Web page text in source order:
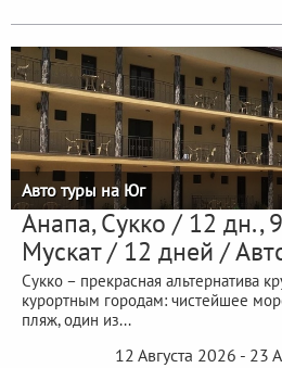
Авто туры на Юг
Анапа, Сукко / 12 дн.,
Мускат / 12 дней /
Сукко – прекрасная альтернатива
курортным городам: чистейшее
пляж, один из...
12 Августа 2026 - 23